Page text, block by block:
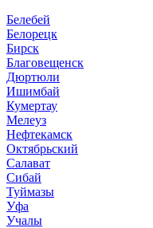
Белебей
Белорецк
Бирск
Благовещенск
Дюртюли
Ишимбай
Кумертау
Мелеуз
Нефтекамск
Октябрьский
Салават
Сибай
Туймазы
Уфа
Учалы